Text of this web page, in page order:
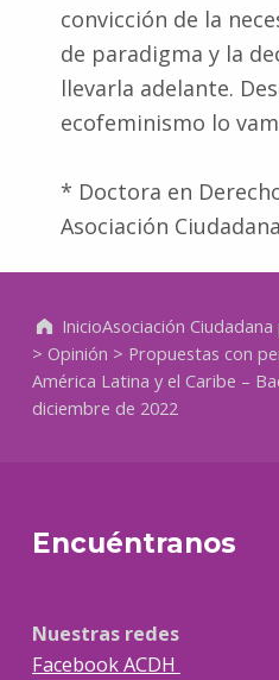
convicción de la
de paradigma y la
llevarla adelante.
ecofeminismo lo
* Doctora en
Asociación
Volver a la navegación principal
InicioAsociación
> Opinión > Propuestas con
América Latina y el Caribe –
diciembre de 2022
Encuéntranos
Nuestras redes
Facebook ACDH